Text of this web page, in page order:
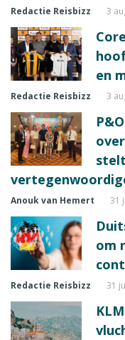
Redactie Reisbizz 3
en
Redactie Reisbizz 3
stelt
Anouk van Hemert 31
om
Redactie Reisbizz 31